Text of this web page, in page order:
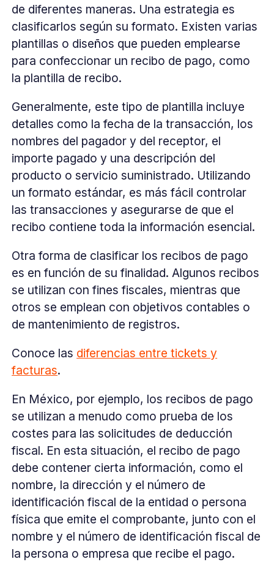
de diferentes maneras. Una estrategia es
clasificarlos según su formato. Existen varias
plantillas o diseños que pueden emplearse
para confeccionar un recibo de pago, como
la plantilla de recibo.
Generalmente, este tipo de plantilla incluye
detalles como la fecha de la transacción, los
nombres del pagador y del receptor, el
importe pagado y una descripción del
producto o servicio suministrado. Utilizando
un formato estándar, es más fácil controlar
las transacciones y asegurarse de que el
recibo contiene toda la información esencial.
Otra forma de clasificar los recibos de pago
es en función de su finalidad. Algunos recibos
se utilizan con fines fiscales, mientras que
otros se emplean con objetivos contables o
de mantenimiento de registros.
Conoce las diferencias entre tickets y
facturas.
En México, por ejemplo, los recibos de pago
se utilizan a menudo como prueba de los
costes para las solicitudes de deducción
fiscal. En esta situación, el recibo de pago
debe contener cierta información, como el
nombre, la dirección y el número de
identificación fiscal de la entidad o persona
física que emite el comprobante, junto con el
nombre y el número de identificación fiscal de
la persona o empresa que recibe el pago.